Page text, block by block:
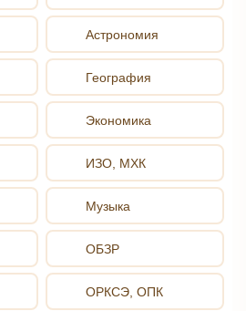
Астрономия
География
Экономика
ИЗО, МХК
Музыка
ОБЗР
ОРКСЭ, ОПК